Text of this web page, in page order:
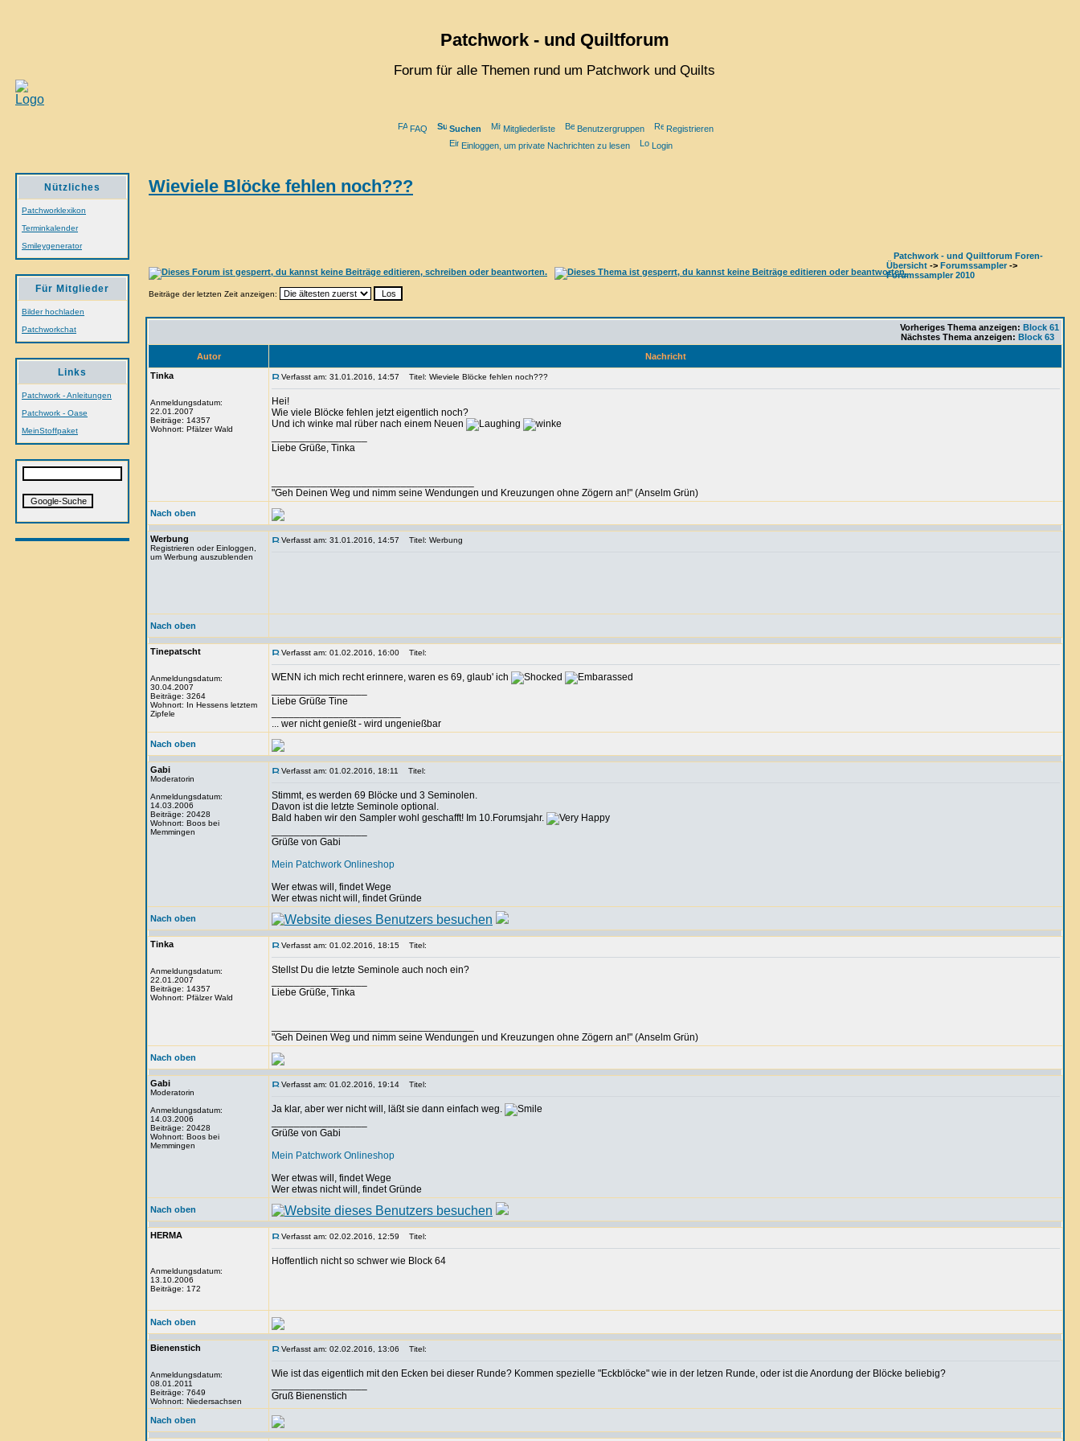
Patchwork - und Quiltforum
Forum für alle Themen rund um Patchwork und Quilts
FAQ Suchen Mitgliederliste Benutzergruppen
Registrieren
Einloggen, um private Nachrichten zu lesen
Login
Nützliches
Patchworklexikon
Terminkalender
Smileygenerator
Für Mitglieder
Bilder hochladen
Patchworkchat
Links
Patchwork - Anleitungen
Patchwork - Oase
MeinStoffpaket
Wieviele Blöcke fehlen noch???
Patchwork - und Quiltforum Foren-
Übersicht -> Forumssampler->
Forumssampler 2010
Beiträge der letzten Zeit anzeigen:
Vorheriges Thema anzeigen: Block 61
Nächstes Thema anzeigen: Block 63
Autor
Nachricht
Tinka
Anmeldungsdatum:
22.01.2007
Beiträge: 14357
Wohnort: Pfälzer Wald
Verfasst am: 31.01.2016, 14:57 Titel: Wieviele Blöcke fehlen noch???
Hei!
Wie viele Blöcke fehlen jetzt eigentlich noch?
Und ich winke mal rüber nach einem Neuen
Liebe Grüße, Tinka
"Geh Deinen Weg und nimm seine Wendungen und Kreuzungen ohne Zögern an!" (Anselm Grün)
Nach oben
Werbung
Registrieren oder Einloggen,
um Werbung auszublenden
Verfasst am: 31.01.2016, 14:57 Titel: Werbung
Nach oben
Tinepatscht
Anmeldungsdatum:
30.04.2007
Beiträge: 3264
Wohnort: In Hessens letztem
Zipfele
Verfasst am: 01.02.2016, 16:00 Titel:
WENN ich mich recht erinnere, waren es 69, glaub' ich
Liebe Grüße Tine
... wer nicht genießt - wird ungenießbar
Nach oben
Gabi
Moderatorin
Anmeldungsdatum:
14.03.2006
Beiträge: 20428
Wohnort: Boos bei
Memmingen
Verfasst am: 01.02.2016, 18:11 Titel:
Stimmt, es werden 69 Blöcke und 3 Seminolen.
Davon ist die letzte Seminole optional.
Bald haben wir den Sampler wohl geschafft! Im 10.Forumsjahr.
Grüße von Gabi
Mein Patchwork Onlineshop
Wer etwas will, findet Wege
Wer etwas nicht will, findet Gründe
Nach oben
Tinka
Anmeldungsdatum:
22.01.2007
Beiträge: 14357
Wohnort: Pfälzer Wald
Verfasst am: 01.02.2016, 18:15 Titel:
Stellst Du die letzte Seminole auch noch ein?
Liebe Grüße, Tinka
"Geh Deinen Weg und nimm seine Wendungen und Kreuzungen ohne Zögern an!" (Anselm Grün)
Nach oben
Gabi
Moderatorin
Anmeldungsdatum:
14.03.2006
Beiträge: 20428
Wohnort: Boos bei
Memmingen
Verfasst am: 01.02.2016, 19:14 Titel:
Ja klar, aber wer nicht will, läßt sie dann einfach weg.
Grüße von Gabi
Mein Patchwork Onlineshop
Wer etwas will, findet Wege
Wer etwas nicht will, findet Gründe
Nach oben
HERMA
Anmeldungsdatum:
13.10.2006
Beiträge: 172
Verfasst am: 02.02.2016, 12:59 Titel:
Hoffentlich nicht so schwer wie Block 64
Nach oben
Bienenstich
Anmeldungsdatum:
08.01.2011
Beiträge: 7649
Wohnort: Niedersachsen
Verfasst am: 02.02.2016, 13:06 Titel:
Wie ist das eigentlich mit den Ecken bei dieser Runde? Kommen spezielle "Eckblöcke" wie in der letzen Runde, oder ist die Anordung der Blöcke beliebig?
Gruß Bienenstich
Nach oben